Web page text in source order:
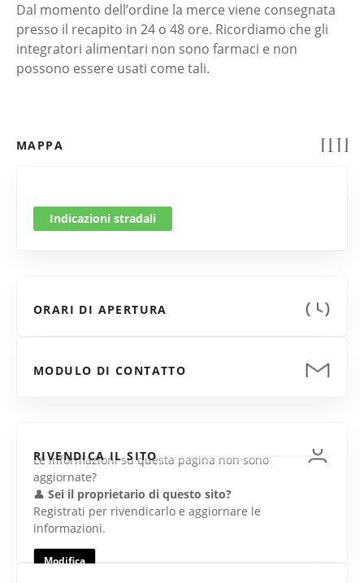
Dal momento dell’ordine la merce viene consegnata
presso il recapito in 24 o 48 ore. Ricordiamo che gli
integratori alimentari non sono farmaci e non
possono essere usati come tali.
MAPPA
Indicazioni stradali
ORARI DI APERTURA
MODULO DI CONTATTO
RIVENDICA IL SITO
Le informazioni su questa pagina non sono
aggiornate?
👤 Sei il proprietario di questo sito?
Registrati per rivendicarlo e aggiornare le
informazioni.
Modifica